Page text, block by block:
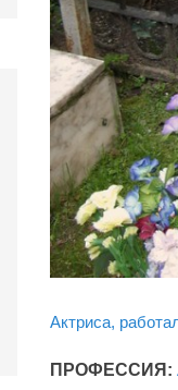
Актриса,
ПРОФЕССИЯ: